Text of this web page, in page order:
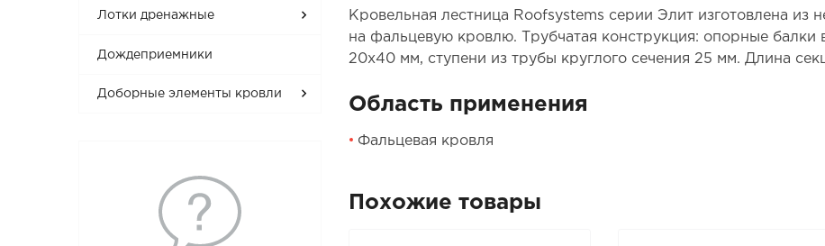
Лотки дренажные
Дождеприемники
Доборные элементы кровли
Кровельная лестница Roofsystems серии Элит изготовлена из
на фальцевую кровлю. Трубчатая конструкция: опорные балки
20х40 мм, ступени из трубы круглого сечения 25 мм. Длина
Область применения
Фальцевая кровля
Похожие товары